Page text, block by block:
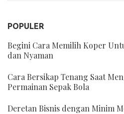
POPULER
Begini Cara Memilih Koper
dan Nyaman
Cara Bersikap Tenang Saat
Permainan Sepak Bola
Deretan Bisnis dengan Minim